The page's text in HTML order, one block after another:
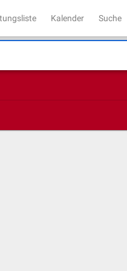
Kalender Suche